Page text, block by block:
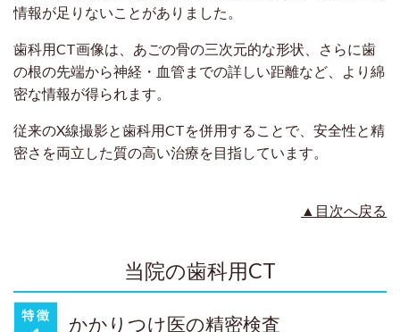
情報が足りないことがありました。
歯科用CT画像は、あごの骨の三次元的な形状、さらに歯
の根の先端から神経・血管までの詳しい距離など、より綿
密な情報が得られます。
従来のX線撮影と歯科用CTを併用することで、安全性と精
密さを両立した質の高い治療を目指しています。
▲目次へ戻る
当院の歯科用CT
かかりつけ医の精密検査